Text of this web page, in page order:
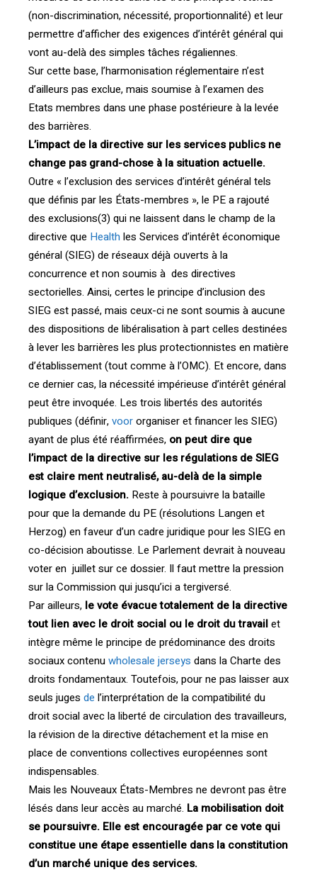
(non-discrimination, nécessité, proportionnalité) et leur
permettre d’afficher des exigences d’intérêt général qui
vont au-delà des simples tâches régaliennes.
Sur cette base, l’harmonisation réglementaire n’est
d’ailleurs pas exclue, mais soumise à l’examen des
Etats membres dans une phase postérieure à la levée
des barrières.
L’impact de la directive sur les services publics ne
change pas grand-chose à la situation actuelle.
Outre « l’exclusion des services d’intérêt général tels
que définis par les États-membres », le PE a rajouté
des exclusions(3) qui ne laissent dans le champ de la
directive que Health les Services d’intérêt économique
général (SIEG) de réseaux déjà ouverts à la
concurrence et non soumis à des directives
sectorielles. Ainsi, certes le principe d’inclusion des
SIEG est passé, mais ceux-ci ne sont soumis à aucune
des dispositions de libéralisation à part celles destinées
à lever les barrières les plus protectionnistes en matière
d’établissement (tout comme à l’OMC). Et encore, dans
ce dernier cas, la nécessité impérieuse d’intérêt général
peut être invoquée. Les trois libertés des autorités
publiques (définir,voororganiser et financer les SIEG)
ayant de plus été réaffirmées, on peut dire que
l’impact de la directive sur les régulations de SIEG
est claire ment neutralisé, au-delà de la simple
logique d’exclusion. Reste à poursuivre la bataille
pour que la demande du PE (résolutions Langen et
Herzog) en faveur d’un cadre juridique pour les SIEG en
co-décision aboutisse. Le Parlement devrait à nouveau
voter en juillet sur ce dossier. Il faut mettre la pression
sur la Commission qui jusqu’ici a tergiversé.
Par ailleurs, le vote évacue totalement de la directive
tout lien avec le droit social ou le droit du travailet
intègre même le principe de prédominance des droits
sociaux contenuwholesale jerseys dans la Charte des
droits fondamentaux. Toutefois, pour ne pas laisser aux
seuls juges de l’interprétation de la compatibilité du
droit social avec la liberté de circulation des travailleurs,
la révision de la directive détachement et la mise en
place de conventions collectives européennes sont
indispensables.
Mais les Nouveaux États-Membres ne devront pas être
lésés dans leur accès au marché. La mobilisation doit
se poursuivre. Elle est encouragée par ce vote qui
constitue une étape essentielle dans la constitution
d’un marché unique des services.